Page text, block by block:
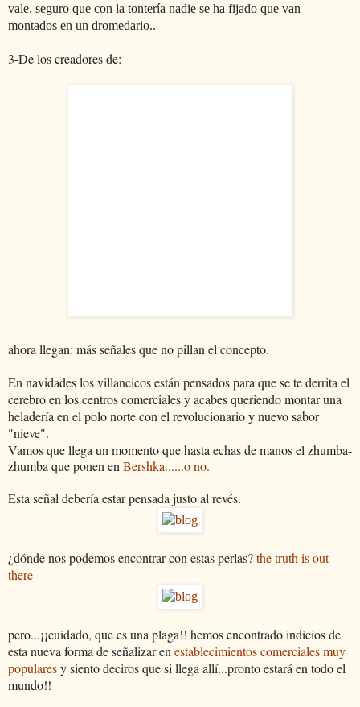
vale, seguro que con la tontería nadie se ha fijado que van
montados en un dromedario..
3-De los creadores de:
ahora llegan: más señales que no pillan el concepto.
En navidades los villancicos están pensados para que se te derrita el
cerebro en los centros comerciales y acabes queriendo montar una
heladería en el polo norte con el revolucionario y nuevo sabor
"nieve".
Vamos que llega un momento que hasta echas de manos el zhumba-
zhumba que ponen en Bershka......o no.
Esta señal debería estar pensada justo al revés.
¿dónde nos podemos encontrar con estas perlas?the truth is out
there
pero...¡¡cuidado, que es una plaga!! hemos encontradoindicios de
esta nueva forma de señalizar en establecimientoscomerciales muy
popularesy siento deciros que si llega allí...pronto estará en todo el
mundo!!